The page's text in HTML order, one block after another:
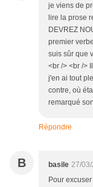
je viens de
lire la prose
DEVREZ
premier
suis sûr que
<br /> <br />
j'en ai tout
contre, où
remarqué
Répondre
B basile 27/
Pour